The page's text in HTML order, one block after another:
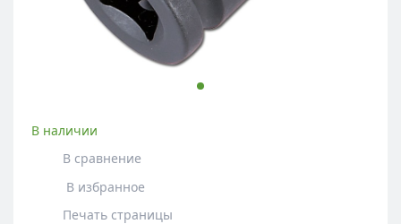
В наличии
В сравнение
В избранное
Печать страницы